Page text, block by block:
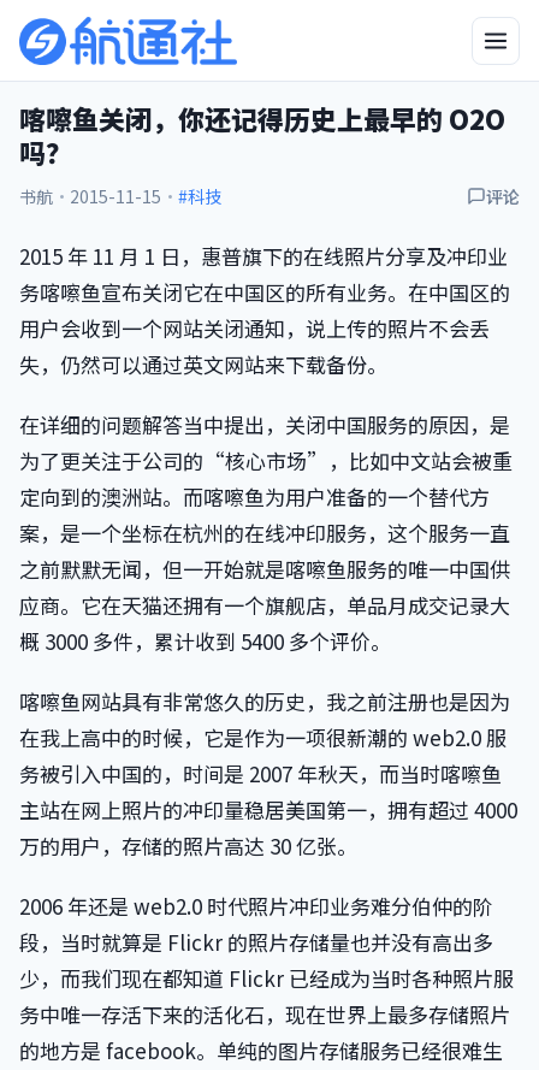
喀嚓鱼关闭，你还记得历史上最早的 O2O
吗？
书航 · 2015-11-15 · #科技 评论
2015 年 11 月 1 日，惠普旗下的在线照片分享及冲印业
务喀嚓鱼宣布关闭它在中国区的所有业务。在中国区的
用户会收到一个网站关闭通知，说上传的照片不会丢
失，仍然可以通过英文网站来下载备份。
在详细的问题解答当中提出，关闭中国服务的原因，是
为了更关注于公司的“核心市场”，比如中文站会被重
定向到的澳洲站。而喀嚓鱼为用户准备的一个替代方
案，是一个坐标在杭州的在线冲印服务，这个服务一直
之前默默无闻，但一开始就是喀嚓鱼服务的唯一中国供
应商。它在天猫还拥有一个旗舰店，单品月成交记录大
概 3000 多件，累计收到 5400 多个评价。
喀嚓鱼网站具有非常悠久的历史，我之前注册也是因为
在我上高中的时候，它是作为一项很新潮的 web2.0 服
务被引入中国的，时间是 2007 年秋天，而当时喀嚓鱼
主站在网上照片的冲印量稳居美国第一，拥有超过 4000
万的用户，存储的照片高达 30 亿张。
2006 年还是 web2.0 时代照片冲印业务难分伯仲的阶
段，当时就算是 Flickr 的照片存储量也并没有高出多
少，而我们现在都知道 Flickr 已经成为当时各种照片服
务中唯一存活下来的活化石，现在世界上最多存储照片
的地方是 facebook。单纯的图片存储服务已经很难生